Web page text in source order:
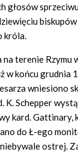
głosów
biskupów
króla.
terenie Rzymu
w końcu grudnia
wniesiono
K. Schepper
kard. Gattinary,
do Ł-ego
ostrej.